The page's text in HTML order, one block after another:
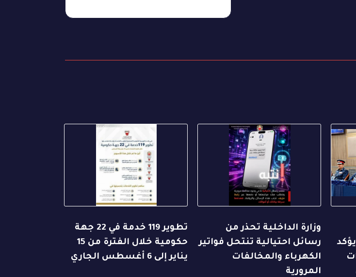
وزارة الداخلية تحذر من
رسائل احتيالية تنتحل فواتير
الكهرباء والمخالفات
المرورية
تطوير 119 خدمة في 22 جهة
حكومية خلال الفترة من 15
يناير إلى 6 أغسطس الجاري